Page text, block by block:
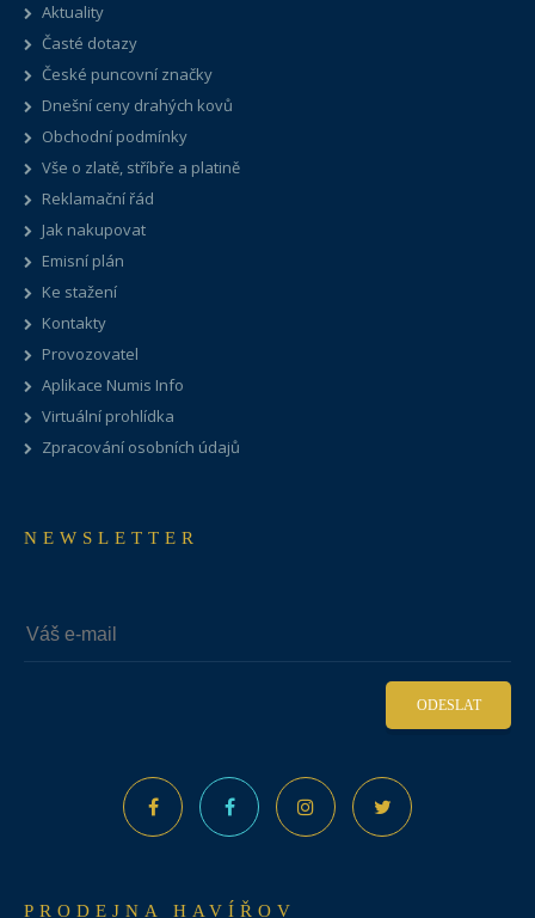
Aktuality
Časté dotazy
České puncovní značky
Dnešní ceny drahých kovů
Obchodní podmínky
Vše o zlatě, stříbře a platině
Reklamační řád
Jak nakupovat
Emisní plán
Ke stažení
Kontakty
Provozovatel
Aplikace Numis Info
Virtuální prohlídka
Zpracování osobních údajů
NEWSLETTER
ODESLAT
PRODEJNA HAVÍŘOV